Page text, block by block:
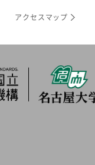
アクセスマップ